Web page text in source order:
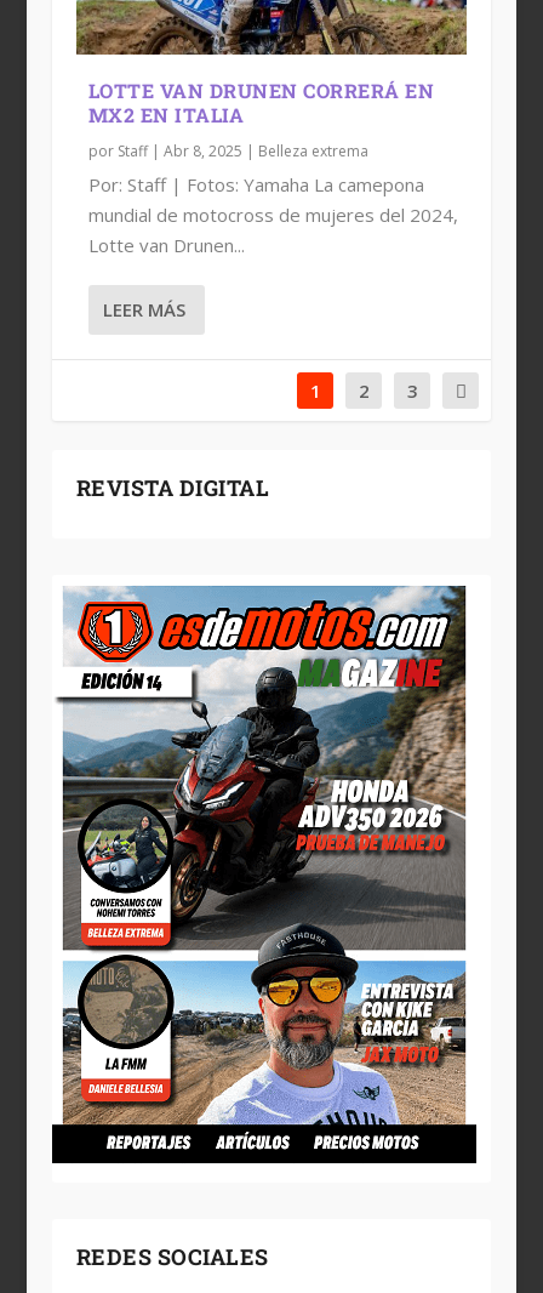
LOTTE VAN DRUNEN CORRERÁ EN
MX2 EN ITALIA
por Staff| Abr 8, 2025 | Belleza extrema
Por: Staff | Fotos: Yamaha La camepona
mundial de motocross de mujeres del 2024,
Lotte van Drunen...
LEER MÁS
1 2 3
REVISTA DIGITAL
REDES SOCIALES